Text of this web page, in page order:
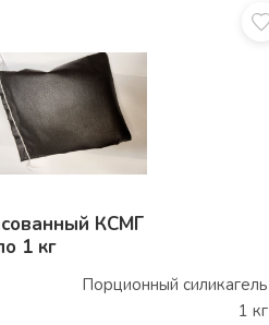
КСМГ
1 кг
Порционный силикагель
1 кг